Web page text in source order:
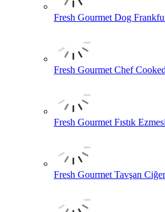
Fresh Gourmet Dog
Fresh Gourmet Chef
Fresh Gourmet Fıstık
Fresh Gourmet Tavşan